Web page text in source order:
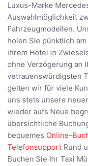
Luxus-Marke
Auswahlmöglichkeit
Fahrzeugmodellen.
holen Sie pünktlich
ihrem Hotel in
ohne Verzögerung an
vetrauenswürdigsten
gelten wir für viele
uns stets unsere
wieder aufs Neue
übersichtliche
bequemes Online-
Telefonsupport Rund
Buchen Sie Ihr Taxi